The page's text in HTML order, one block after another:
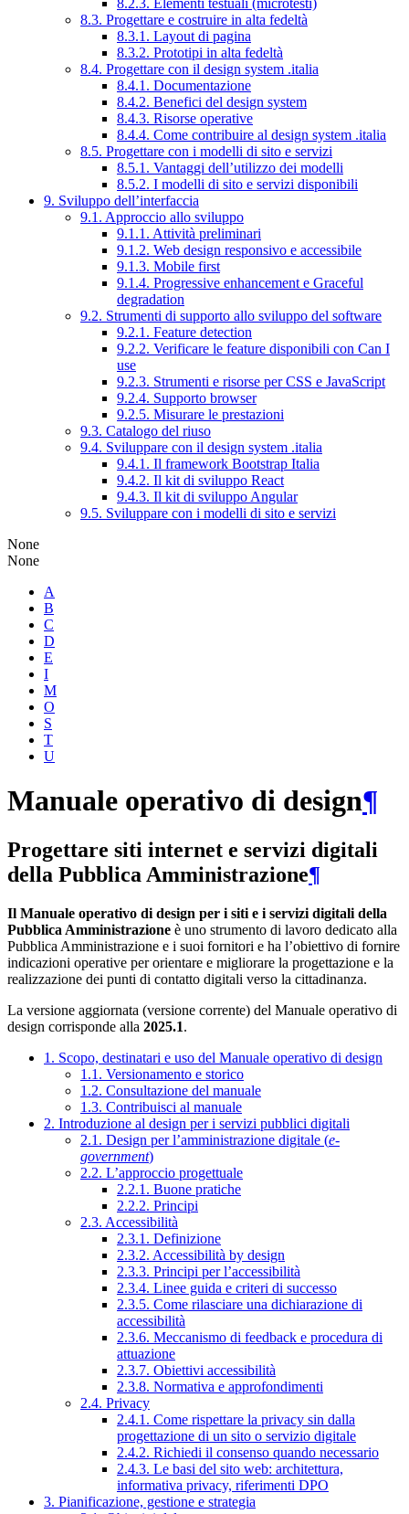
8.2.3. Elementi testuali (microtesti)
8.3. Progettare e costruire in alta fedeltà
8.3.1. Layout di pagina
8.3.2. Prototipi in alta fedeltà
8.4. Progettare con il design system .italia
8.4.1. Documentazione
8.4.2. Benefici del design system
8.4.3. Risorse operative
8.4.4. Come contribuire al design system .italia
8.5. Progettare con i modelli di sito e servizi
8.5.1. Vantaggi dell’utilizzo dei modelli
8.5.2. I modelli di sito e servizi disponibili
9. Sviluppo dell’interfaccia
9.1. Approccio allo sviluppo
9.1.1. Attività preliminari
9.1.2. Web design responsivo e accessibile
9.1.3. Mobile first
9.1.4. Progressive enhancement e Graceful
degradation
9.2. Strumenti di supporto allo sviluppo del software
9.2.1. Feature detection
9.2.2. Verificare le feature disponibili con Can I
use
9.2.3. Strumenti e risorse per CSS e JavaScript
9.2.4. Supporto browser
9.2.5. Misurare le prestazioni
9.3. Catalogo del riuso
9.4. Sviluppare con il design system .italia
9.4.1. Il framework Bootstrap Italia
9.4.2. Il kit di sviluppo React
9.4.3. Il kit di sviluppo Angular
9.5. Sviluppare con i modelli di sito e servizi
None
None
A
B
C
D
E
I
M
O
S
T
U
Manuale operativo di design¶
Progettare siti internet e servizi digitali
della Pubblica Amministrazione¶
Il Manuale operativo di design per i siti e i servizi digitali della
Pubblica Amministrazione è uno strumento di lavoro dedicato alla
Pubblica Amministrazione e i suoi fornitori e ha l’obiettivo di fornire
indicazioni operative per orientare e migliorare la progettazione e la
realizzazione dei punti di contatto digitali verso la cittadinanza.
La versione aggiornata (versione corrente) del Manuale operativo di
design corrisponde alla 2025.1.
1. Scopo, destinatari e uso del Manuale operativo di design
1.1. Versionamento e storico
1.2. Consultazione del manuale
1.3. Contribuisci al manuale
2. Introduzione al design per i servizi pubblici digitali
2.1. Design per l’amministrazione digitale (e-
government)
2.2. L’approccio progettuale
2.2.1. Buone pratiche
2.2.2. Principi
2.3. Accessibilità
2.3.1. Definizione
2.3.2. Accessibilità by design
2.3.3. Principi per l’accessibilità
2.3.4. Linee guida e criteri di successo
2.3.5. Come rilasciare una dichiarazione di
accessibilità
2.3.6. Meccanismo di feedback e procedura di
attuazione
2.3.7. Obiettivi accessibilità
2.3.8. Normativa e approfondimenti
2.4. Privacy
2.4.1. Come rispettare la privacy sin dalla
progettazione di un sito o servizio digitale
2.4.2. Richiedi il consenso quando necessario
2.4.3. Le basi del sito web: architettura,
informativa privacy, riferimenti DPO
3. Pianificazione, gestione e strategia